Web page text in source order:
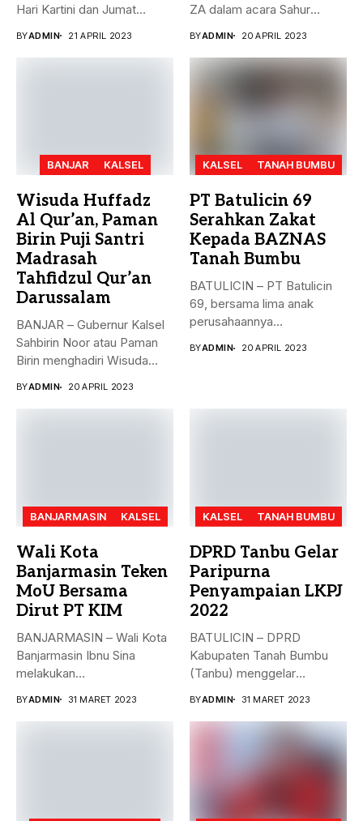
Hari Kartini dan Jumat
BYADMIN 21 APRIL 2023
ZA dalam acara Sahur
BYADMIN 20 APRIL 2023
BANJAR KALSEL
Wisuda Huffadz
Al Qur’an, Paman
Birin Puji Santri
Madrasah
Tahfidzul Qur’an
Darussalam
BANJAR – Gubernur Kalsel
Sahbirin Noor atau Paman
Birin menghadiri Wisuda
BYADMIN 20 APRIL 2023
KALSEL TANAH BUMBU
PT Batulicin 69
Serahkan Zakat
Kepada BAZNAS
Tanah Bumbu
BATULICIN – PT Batulicin
69, bersama lima anak
perusahaannya
BYADMIN 20 APRIL 2023
BANJARMASIN KALSEL
Wali Kota
Banjarmasin Teken
MoU Bersama
Dirut PT KIM
BANJARMASIN – Wali Kota
Banjarmasin Ibnu Sina
melakukan
BYADMIN 31 MARET 2023
KALSEL TANAH BUMBU
DPRD Tanbu Gelar
Paripurna
Penyampaian LKPJ
2022
BATULICIN – DPRD
Kabupaten Tanah Bumbu
(Tanbu) menggelar
BYADMIN 31 MARET 2023